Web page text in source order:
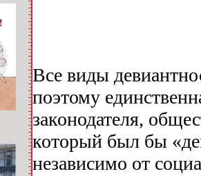
Все виды
поэтому
законодателя,
который был бы
независимо от